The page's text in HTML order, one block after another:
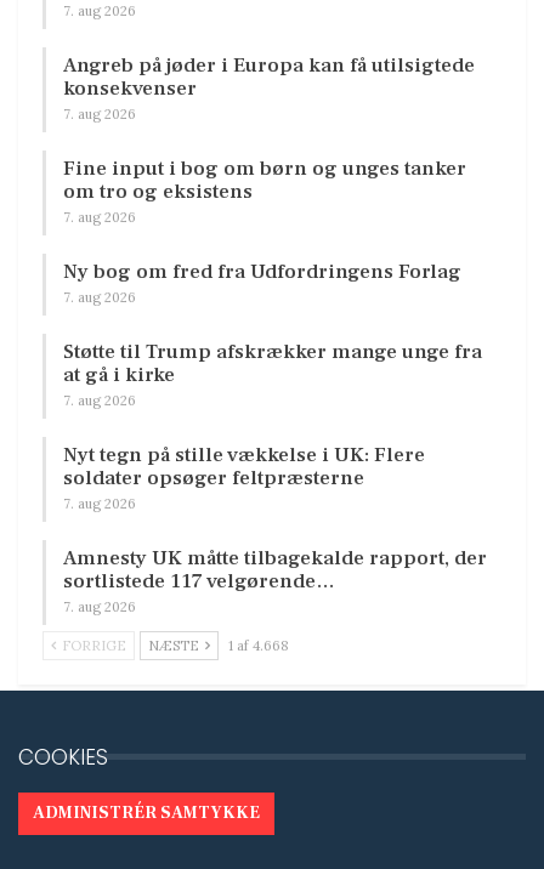
7. aug 2026
Angreb på jøder i Europa kan få utilsigtede
konsekvenser
7. aug 2026
Fine input i bog om børn og unges tanker
om tro og eksistens
7. aug 2026
Ny bog om fred fra Udfordringens Forlag
7. aug 2026
Støtte til Trump afskrækker mange unge fra
at gå i kirke
7. aug 2026
Nyt tegn på stille vækkelse i UK: Flere
soldater opsøger feltpræsterne
7. aug 2026
Amnesty UK måtte tilbagekalde rapport, der
sortlistede 117 velgørende…
7. aug 2026
FORRIGE NÆSTE 1 af 4.668
COOKIES
ADMINISTRÉR SAMTYKKE